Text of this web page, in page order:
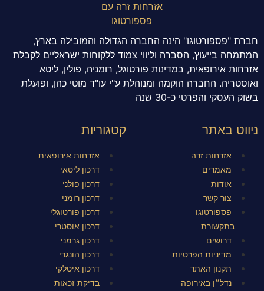
חברת "פספורטוגו" הינה החברה הגדולה והמובילה בארץ,
המתמחה בייעוץ, הסברה וליווי צמוד ללקוחות ישראליים לקבלת
אזרחות אירופאית, במדינות פורטוגל, רומניה, פולין, ליטא
ואוסטריה. החברה הוקמה ומנוהלת ע"י עו"ד מוטי כהן, ופועלת
בשוק העסקי והפרטי כ-30 שנה
ניווט באתר
אזרחות זרה
מאמרים
אודות
צור קשר
פספורטוגו
בתקשורת
דרושים
מדיניות הפרטיות
תקנון האתר
נדל״ן באירופה
קטגוריות
אזרחות אירופאית
דרכון ליטאי
דרכון פולני
דרכון רומני
דרכון פורטוגלי
דרכון אוסטרי
דרכון גרמני
דרכון הונגרי
דרכון איטלקי
בדיקת זכאות